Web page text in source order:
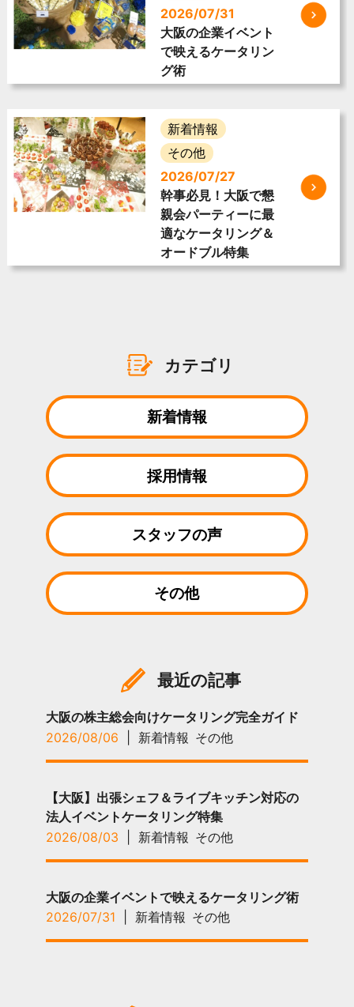
2026/07/31
大阪の企業イベント
で映えるケータリン
グ術
新着情報
その他
2026/07/27
幹事必見！大阪で懇
親会パーティーに最
適なケータリング＆
オードブル特集
カテゴリ
新着情報
採用情報
スタッフの声
その他
最近の記事
大阪の株主総会向けケータリング完全ガイド
2026/08/06
新着情報 その他
【大阪】出張シェフ＆ライブキッチン対応の
法人イベントケータリング特集
2026/08/03
新着情報 その他
大阪の企業イベントで映えるケータリング術
2026/07/31
新着情報 その他